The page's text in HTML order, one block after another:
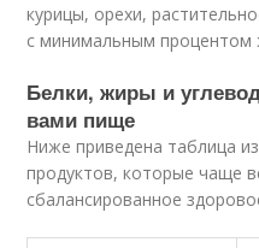
курицы, орехи,
с минимальным процентом
Белки, жиры и
вами пище
Ниже приведена таблица
продуктов, которые чаще
сбалансированное